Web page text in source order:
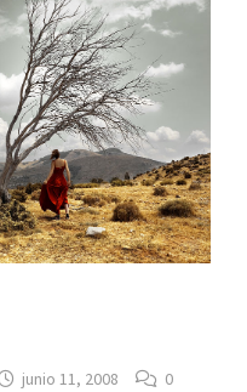
junio 11, 2008 0